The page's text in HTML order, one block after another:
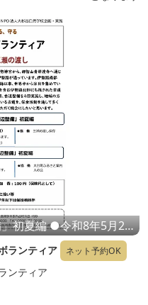
初夏編 ●令和8年5月24
（日）に延期します。
初夏編 ●令和8年6月6日
延期します。 ◆第3
月28日（土）秋編 ◆第4
9年1月24日（日）冬編
ランティア ネット予約OK
ンティア